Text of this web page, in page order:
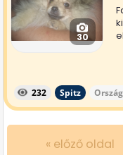
30
232 Spitz
« előző oldal